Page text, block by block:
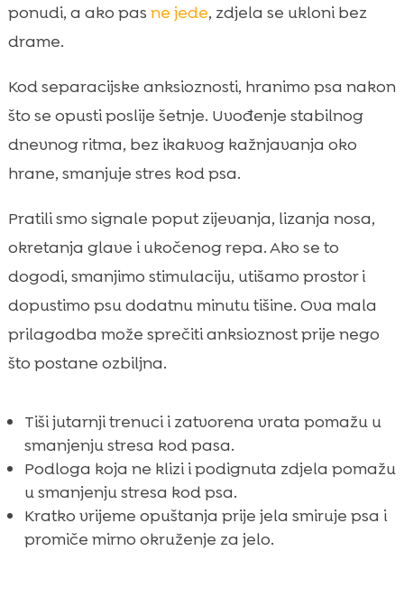
ponudi, a ako pas ne jede, zdjela se ukloni bez
drame.
Kod separacijske anksioznosti, hranimo psa nakon
što se opusti poslije šetnje. Uvođenje stabilnog
dnevnog ritma, bez ikakvog kažnjavanja oko
hrane, smanjuje stres kod psa.
Pratili smo signale poput zijevanja, lizanja nosa,
okretanja glave i ukočenog repa. Ako se to
dogodi, smanjimo stimulaciju, utišamo prostor i
dopustimo psu dodatnu minutu tišine. Ova mala
prilagodba može sprečiti anksioznost prije nego
što postane ozbiljna.
Tiši jutarnji trenuci i zatvorena vrata pomažu u
smanjenju stresa kod pasa.
Podloga koja ne klizi i podignuta zdjela pomažu
u smanjenju stresa kod psa.
Kratko vrijeme opuštanja prije jela smiruje psa i
promiče mirno okruženje za jelo.